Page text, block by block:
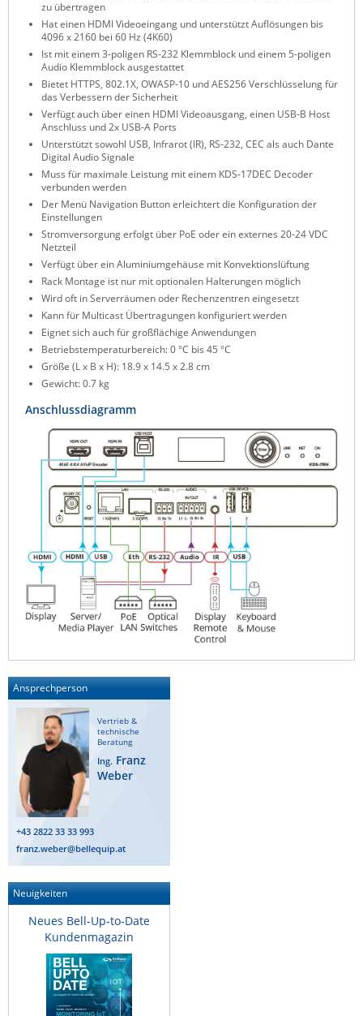
WATTECO
Westermo
Yuasa
ZPE Systems
News zu unseren Herstellern
zu übertragen
Hat einen HDMI Videoeingang und unterstützt Auflösungen bis
4096 x 2160 bei 60 Hz (4K60)
Ist mit einem 3-poligen RS-232 Klemmblock und einem 5-poligen
Audio Klemmblock ausgestattet
Bietet HTTPS, 802.1X, OWASP-10 und AES256 Verschlüsselung für
das Verbessern der Sicherheit
Verfügt auch über einen HDMI Videoausgang, einen USB-B Host
Anschluss und 2x USB-A Ports
Unterstützt sowohl USB, Infrarot (IR), RS-232, CEC als auch Dante
Digital Audio Signale
Muss für maximale Leistung mit einem KDS-17DEC Decoder
verbunden werden
Der Menü Navigation Button erleichtert die Konfiguration der
Einstellungen
Stromversorgung erfolgt über PoE oder ein externes 20-24 VDC
Netzteil
Verfügt über ein Aluminiumgehäuse mit Konvektionslüftung
Rack Montage ist nur mit optionalen Halterungen möglich
Wird oft in Serverräumen oder Rechenzentren eingesetzt
Kann für Multicast Übertragungen konfiguriert werden
Eignet sich auch für großflächige Anwendungen
Betriebstemperaturbereich: 0 °C bis 45 °C
Größe (L x B x H): 18.9 x 14.5 x 2.8 cm
Gewicht: 0.7 kg
Anschlussdiagramm
Ansprechperson
Vertrieb &
technische
Beratung
Ing. Franz
Weber
+43 2822 33 33 993
franz.weber@bellequip.at
Neuigkeiten
Neues Bell-Up-to-Date
Kundenmagazin